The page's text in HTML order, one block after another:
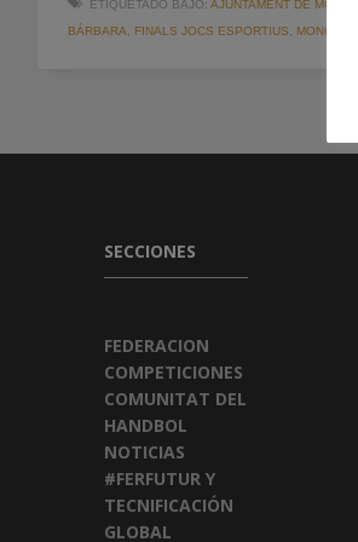
ETIQUETADO BAJO: AJUNTAMENT DE
BÁRBARA
FINALS JOCS ESPORTIUS MONÓVAR
SECCIONES
FEDERACION
COMPETICIONES
COMUNITAT DEL
HANDBOL
NOTICIAS
#FERFUTUR Y
TECNIFICACIÓN
GLOBAL